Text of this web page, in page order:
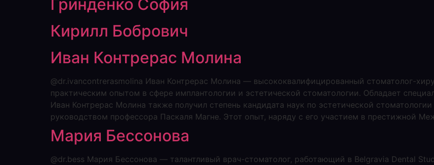
Гринденко София
Кирилл Бобрович
Иван Контрерас Молина
@dr.ivancontrerasmolina Иван Контрерас Молина — высококвалифицированный стоматолог-
практическим опытом в сфере имплантологии и эстетической стоматологии. Обладает
Иван Контрерас Молина также получил степень кандидата наук по эстетической
руководством профессора Паскаля Магне. Этот опыт, наряду с его участием в престижной
Мария Бессонова
@dr.bess Мария Бессонова — талантливый врач-стоматолог, работающий в Belgravia Dental